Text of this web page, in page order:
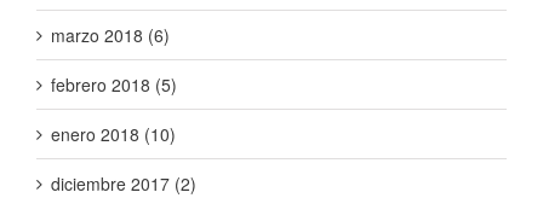
marzo 2018 (6)
febrero 2018 (5)
enero 2018 (10)
diciembre 2017 (2)